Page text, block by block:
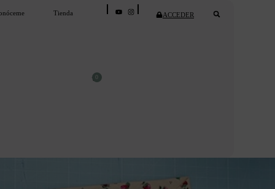
Tienda ACCEDER